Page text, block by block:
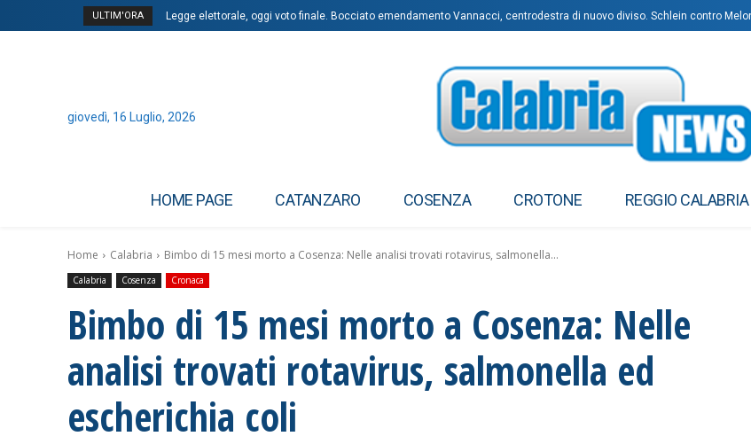
ULTIM'ORA Legge elettorale, oggi voto finale. Bocciato emendamento Vannacci, centrodestra di nuovo diviso. Schlein contro Meloni
Inghilterra, bufera contro Tuchel dopo ko con Argentina: “Deve dimettersi”
giovedì, 16 Luglio, 2026
HOME PAGE CATANZARO COSENZA CROTONE REGGIO CALABRIA
Home Calabria Bimbo di 15 mesi morto a Cosenza: Nelle analisi trovati rotavirus, salmonella...
Calabria Cosenza Cronaca
Bimbo di 15 mesi morto a Cosenza: Nelle
analisi trovati rotavirus, salmonella ed
escherichia coli